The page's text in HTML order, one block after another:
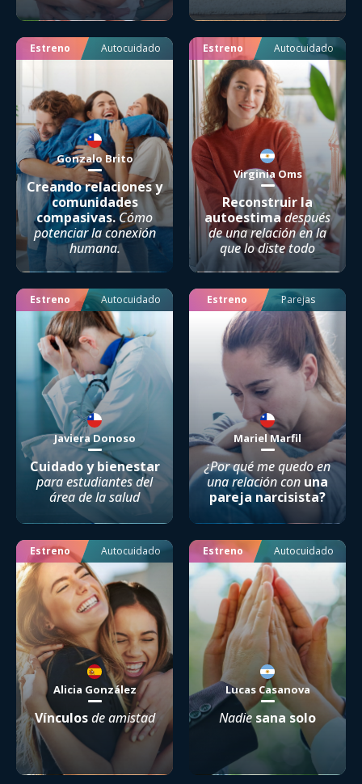
Estreno Autocuidado
Gonzalo Brito
Creando relaciones y
comunidades
compasivas.Cómo
potenciar la conexión
humana.
Estreno Autocuidado
Virginia Oms
Reconstruir la
autoestimadespués
de una relación en la
que lo diste todo
Estreno Autocuidado
Javiera Donoso
Cuidado y bienestar
para estudiantes del
área de la salud
Estreno Parejas
Mariel Marfil
¿Por qué me quedo en
una relación con una
pareja narcisista?
Estreno Autocuidado
Alicia González
Vínculosde amistad
Estreno Autocuidado
Lucas Casanova
Nadie sana solo